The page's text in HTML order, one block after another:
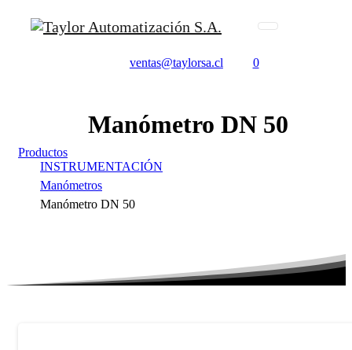
ventas@taylorsa.cl 0
Manómetro DN 50
Productos
INSTRUMENTACIÓN
Manómetros
Manómetro DN 50